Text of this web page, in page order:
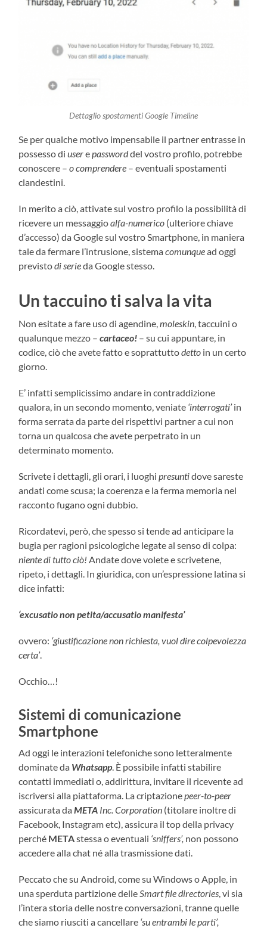
Dettaglio spostamenti Google Timeline
Se per qualche motivo impensabile il partner entrasse in
possesso diuserepassworddel vostro profilo, potrebbe
conoscere –o comprendere – eventuali spostamenti
clandestini.
In merito a ciò, attivate sul vostro profilo la possibilità di
ricevere un messaggioalfa-numerico (ulteriore chiave
d’accesso) da Google sul vostro Smartphone, in maniera
tale da fermare l’intrusione, sistemacomunquead oggi
previstodi serieda Google stesso.
Un taccuino ti salva la vita
Non esitate a fare uso di agendine,moleskin, taccuini o
qualunque mezzo –cartaceo! – su cui appuntare, in
codice, ciò che avete fatto e soprattuttodetto in un certo
giorno.
E’ infatti semplicissimo andare in contraddizione
qualora, in un secondo momento, veniate ‘interrogati’in
forma serrata da parte dei rispettivi partner a cui non
torna un qualcosa che avete perpetrato in un
determinato momento.
Scrivete i dettagli, gli orari, i luoghipresuntidove sareste
andati come scusa; la coerenza e la ferma memoria nel
racconto fugano ogni dubbio.
Ricordatevi, però, che spesso si tende ad anticipare la
bugia per ragioni psicologiche legate al senso di colpa:
niente di tutto ciò! Andate dove volete e scrivetene,
ripeto, i dettagli. In giuridica, con un’espressione latina si
dice infatti:
‘excusatio non petita/accusatio manifesta’
ovvero: ‘giustificazione non richiesta, vuol dire colpevolezza
certa’.
Occhio…!
Sistemi di comunicazione
Smartphone
Ad oggi le interazioni telefoniche sono letteralmente
dominate da Whatsapp. È possibile infatti stabilire
contatti immediati o, addirittura, invitare il ricevente ad
iscriversi alla piattaforma. La criptazionepeer-to-peer
assicurata daMETA Inc. Corporation (titolare inoltre di
Facebook, Instagram etc), assicura il top della privacy
perché METAstessa o eventuali ‘sniffers’, non possono
accedere alla chat né alla trasmissione dati.
Peccato che su Android, come su Windows o Apple, in
una sperduta partizione delleSmart file directories, vi sia
l’intera storia delle nostre conversazioni, tranne quelle
che siamo riusciti a cancellare ‘su entrambi le parti’,